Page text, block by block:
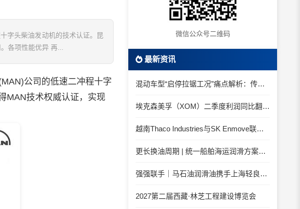
字头柴油发动机的技术认证。昆
各项性能优异 再...
公司的低速二冲程十字
MAN技术权威认证，实现
微信公众号二维码
最新资讯
混动车型“启停拉锯工况”痛点解析：传统机油为何频繁出现油泥堆积？
埃克森美孚（XOM）二季度利润同比翻倍 创2022年以来新高
越南Thaco Industries与SK Enmove联手合作润滑油
更长换油周期 | 统一船舶海运润滑方案与你并肩征服海况运维考验
强强联手｜马石油润滑油携手上海轻良，共筑造纸装备润滑新生态
2027第二届西藏·林芝工程建设博览会